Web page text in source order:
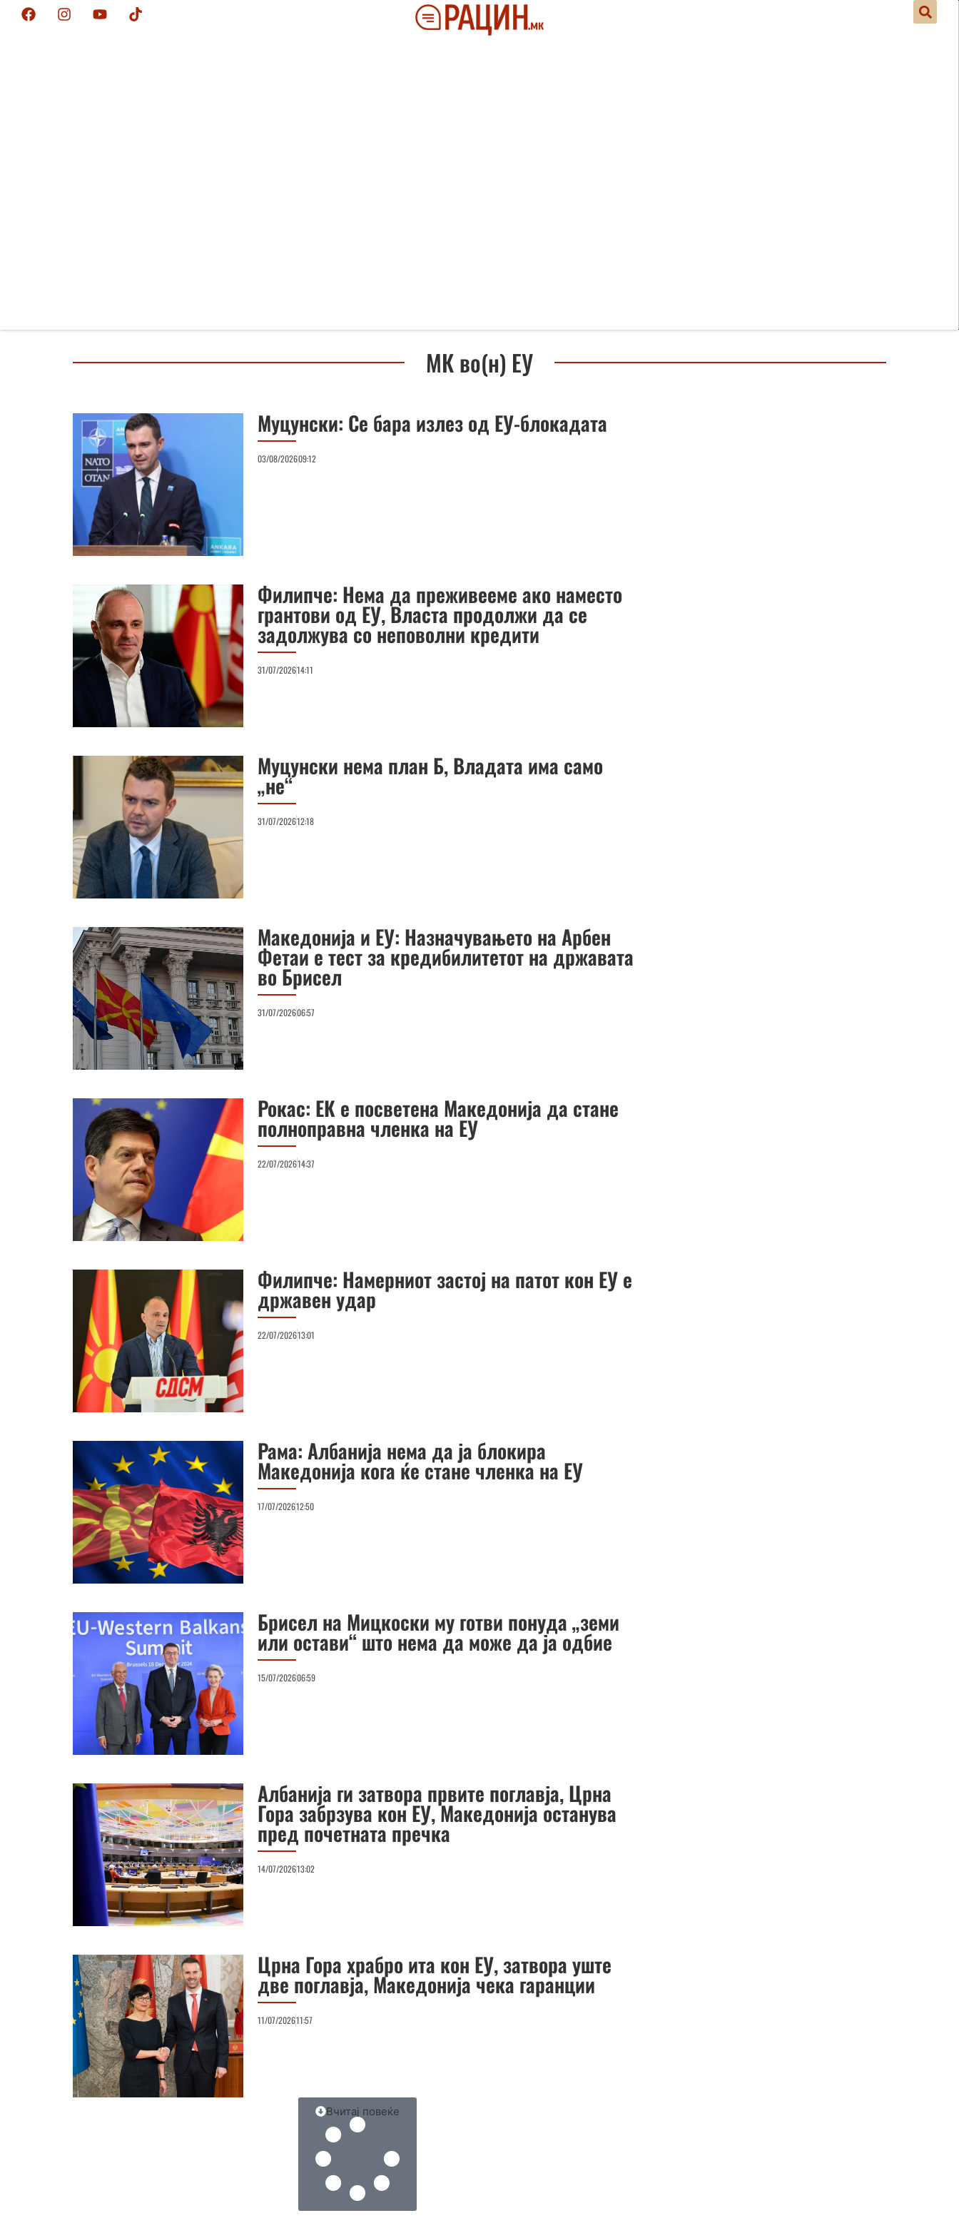
МК во(н) ЕУ
Муцунски: Се бара излез од ЕУ-блокадата
03/08/202609:12
Филипче: Нема да преживееме ако наместо
грантови од ЕУ, Власта продолжи да се
задолжува со неповолни кредити
31/07/202614:11
Муцунски нема план Б, Владата има само
„не“
31/07/202612:18
Македонија и ЕУ: Назначувањето на Арбен
Фетаи е тест за кредибилитетот на државата
во Брисел
31/07/202606:57
Рокас: ЕК е посветена Македонија да стане
полноправна членка на ЕУ
22/07/202614:37
Филипче: Намерниот застој на патот кон ЕУ е
државен удар
22/07/202613:01
Рама: Албанија нема да ја блокира
Македонија кога ќе стане членка на ЕУ
17/07/202612:50
Брисел на Мицкоски му готви понуда „земи
или остави“ што нема да може да ја одбие
15/07/202606:59
Албанија ги затвора првите поглавја, Црна
Гора забрзува кон ЕУ, Македонија останува
пред почетната пречка
14/07/202613:02
Црна Гора храбро ита кон ЕУ, затвора уште
две поглавја, Македонија чека гаранции
11/07/202611:57
Вчитај повеќе